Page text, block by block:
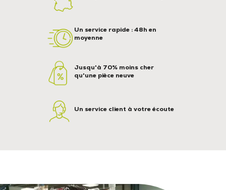
Un service rapide : 48h en
moyenne
Jusqu'à 70% moins cher
qu'une pièce neuve
Un service client à votre écoute